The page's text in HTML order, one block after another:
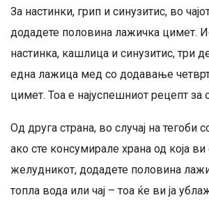
За настинки, грип и синузитис, во
додадете половина лажичка цимет.
настинка, кашлица и синузитис, три
една лажица мед со додавање
цимет. Тоа е најуспешниот рецепт за
Од друга страна, во случај на тегоби
ако сте консумирале храна од која
желудникот, додадете половина
топла вода или чај – тоа ќе ви ја